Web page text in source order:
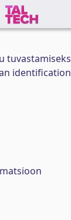
tuvastamiseks
identification